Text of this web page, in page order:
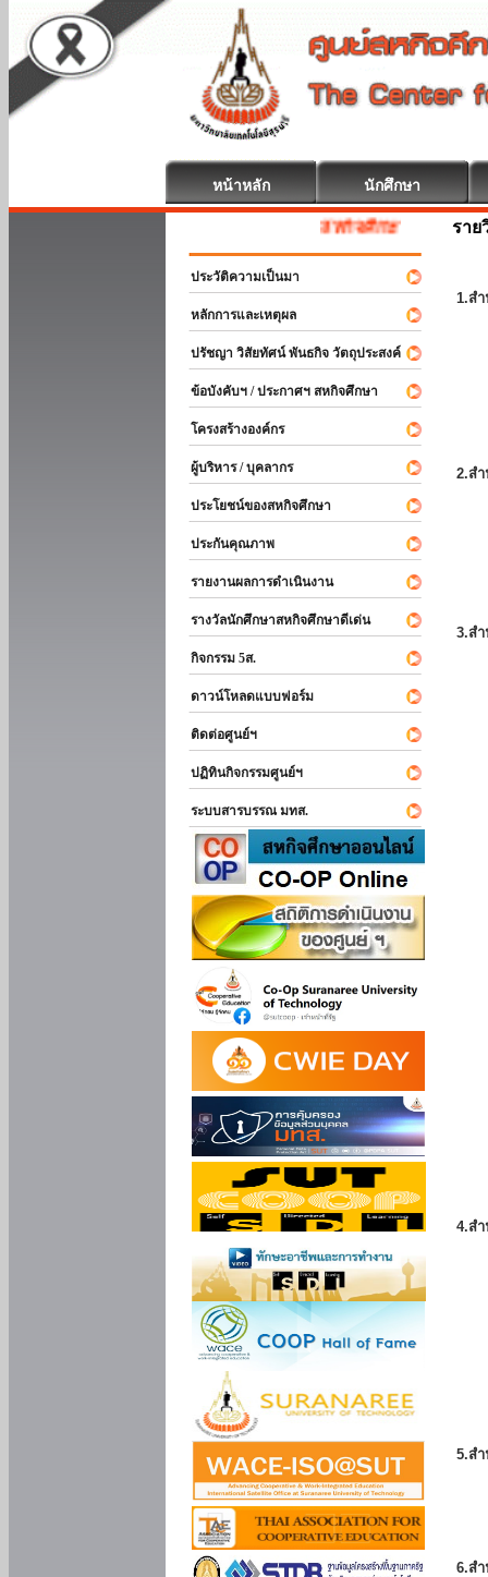
หน้าหลัก นักศึกษา
สหกิจศึกษา ยินดีต้อนรับ
ประวัติความเป็นมา
หลักการและเหตุผล
ปรัชญา วิสัยทัศน์ พันธกิจ วัตถุประสงค์
ข้อบังคับฯ / ประกาศฯ สหกิจศึกษา
โครงสร้างองค์กร
ผู้บริหาร / บุคลากร
ประโยชน์ของสหกิจศึกษา
ประกันคุณภาพ
รายงานผลการดำเนินงาน
รางวัลนักศึกษาสหกิจศึกษาดีเด่น
กิจกรรม 5ส.
ดาวน์โหลดแบบฟอร์ม
ติดต่อศูนย์ฯ
ปฏิทินกิจกรรมศูนย์ฯ
ระบบสารบรรณ มทส.
ราย
1.ส
2.ส
3.ส
4.ส
5.ส
6.ส